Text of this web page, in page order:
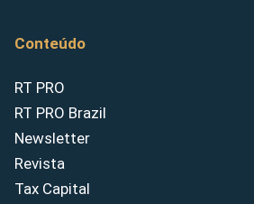
Conteúdo
RT PRO
RT PRO Brazil
Newsletter
Revista
Tax Capital